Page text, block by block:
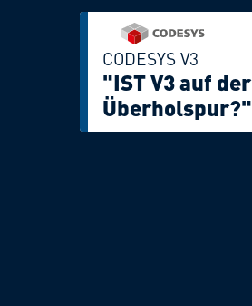
CODESYS V3
"IST V3 auf der
Überholspur?"